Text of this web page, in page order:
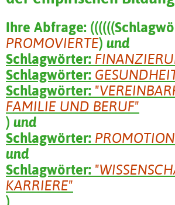
Ihre Abfrage: ((((((
PROMOVIERTE) und
Schlagwörter:
Schlagwörter:
Schlagwörter:
FAMILIE UND BERUF"
) und
Schlagwörter:
und
Schlagwörter:
KARRIERE"
)